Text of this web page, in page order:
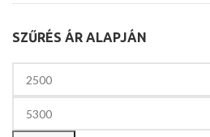
SZŰRÉS ÁR ALAPJÁN